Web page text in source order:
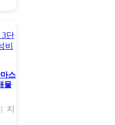
스
물
지